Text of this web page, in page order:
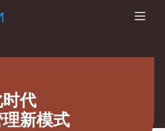
代
新模式